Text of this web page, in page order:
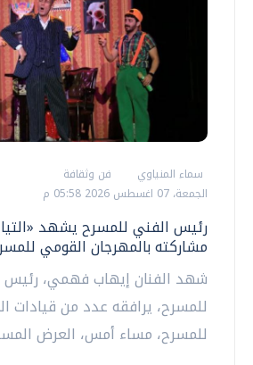
سماء المنياوي
فن وثقافة
الجمعة، 07 اغسطس 2026 05:58 م
رئيس الفني للمسرح يشهد
مشاركته بالمهرجان القومي
شهد الفنان إيهاب فهمي، رئيس
للمسرح، يرافقه عدد من قيادات
للمسرح، مساء أمس، العرض